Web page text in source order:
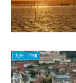
九州・沖縄